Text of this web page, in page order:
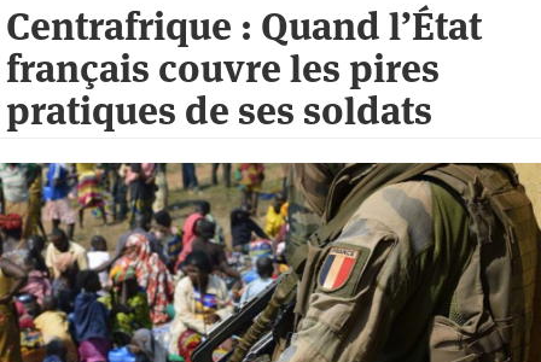
Centrafrique : Quand l’État
français couvre les pires
pratiques de ses soldats